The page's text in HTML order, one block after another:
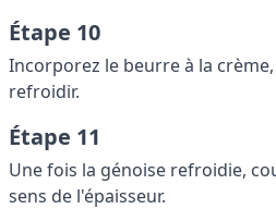
Étape 10
Incorporez le beurre à la
refroidir.
Étape 11
Une fois la génoise refroidie,
sens de l'épaisseur.